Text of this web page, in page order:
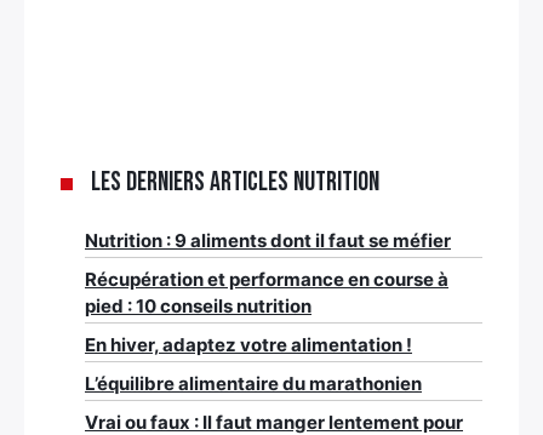
Les derniers articles nutrition
Nutrition : 9 aliments dont il faut se méfier
Récupération et performance en course à
pied : 10 conseils nutrition
En hiver, adaptez votre alimentation !
L’équilibre alimentaire du marathonien
Vrai ou faux : Il faut manger lentement pour